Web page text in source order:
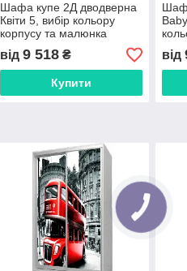
Шафа купе 2Д дводверна
Квіти 5, вибір кольору
корпусу та малюнка
від 9 518₴
Купити
від